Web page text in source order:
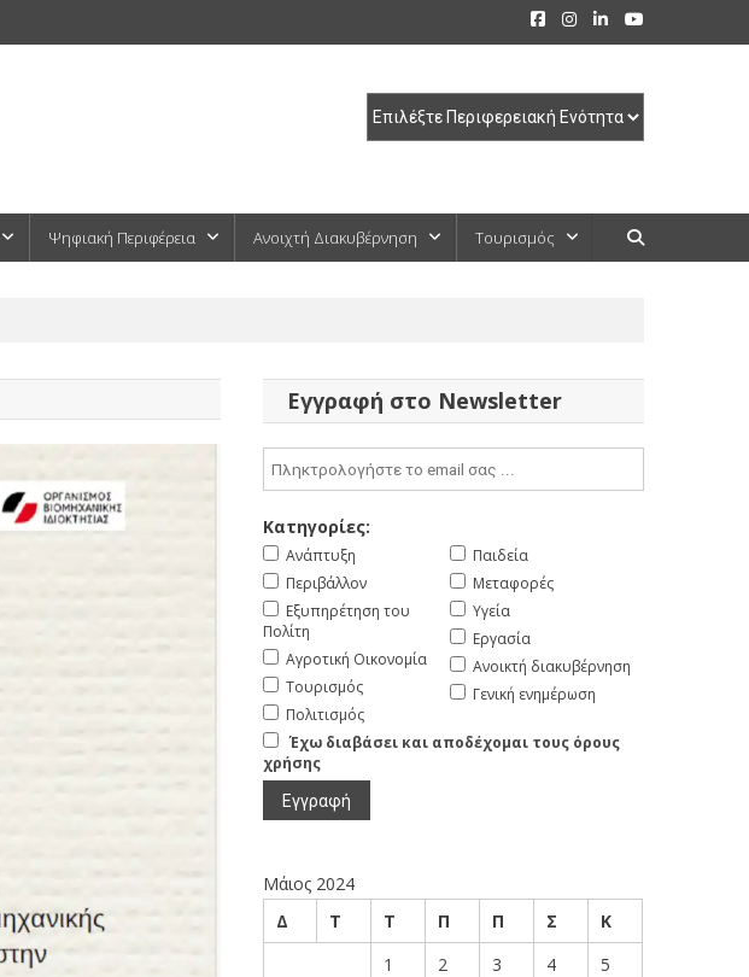
Ψηφιακή Περιφέρεια Ανοιχτή Διακυβέρνηση Τουρισμός
Εγγραφή στο Newsletter
Κατηγορίες:
Ανάπτυξη
Περιβάλλον
Εξυπηρέτηση του
Πολίτη
Αγροτική Οικονομία
Τουρισμός
Πολιτισμός
Παιδεία
Μεταφορές
Υγεία
Εργασία
Ανοικτή διακυβέρνηση
Γενική ενημέρωση
Έχω διαβάσει και αποδέχομαι τους όρους
χρήσης
Μάιος 2024
Δ
Τ Τ Π Π Σ
Κ
1
2 3 4
5